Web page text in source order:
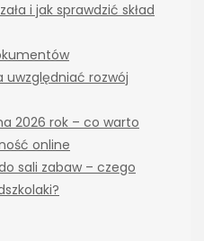
i jak sprawdzić skład
uwzględniać rozwój
2026 rok – co warto
online
sali zabaw – czego